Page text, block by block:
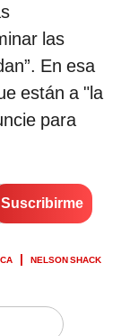
las
En esa
están a "la
para
NELSON SHACK